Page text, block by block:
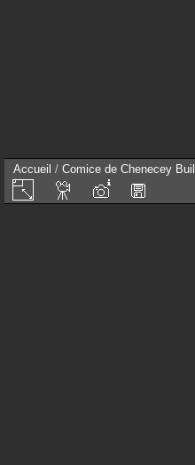
Accueil / Comice de Chenecey